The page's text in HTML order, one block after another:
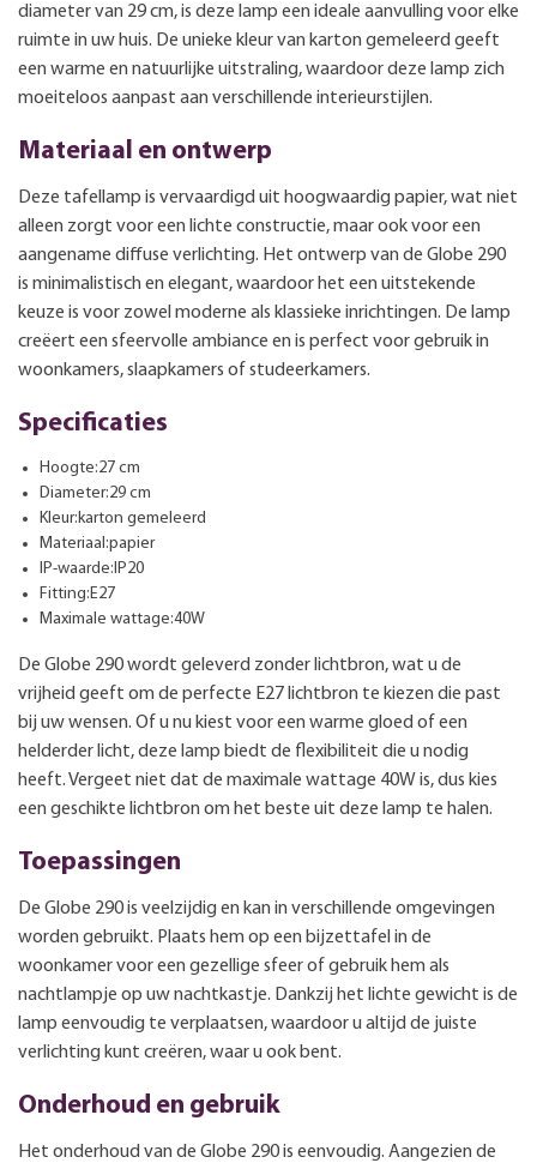
diameter van 29 cm, is deze lamp een ideale aanvulling voor elke
ruimte in uw huis. De unieke kleur van karton gemeleerd geeft
een warme en natuurlijke uitstraling, waardoor deze lamp zich
moeiteloos aanpast aan verschillende interieurstijlen.
Materiaal en ontwerp
Deze tafellamp is vervaardigd uit hoogwaardig papier, wat niet
alleen zorgt voor een lichte constructie, maar ook voor een
aangename diffuse verlichting. Het ontwerp van de Globe 290
is minimalistisch en elegant, waardoor het een uitstekende
keuze is voor zowel moderne als klassieke inrichtingen. De lamp
creëert een sfeervolle ambiance en is perfect voor gebruik in
woonkamers, slaapkamers of studeerkamers.
Specificaties
Hoogte:27 cm
Diameter:29 cm
Kleur:karton gemeleerd
Materiaal:papier
IP-waarde:IP20
Fitting:E27
Maximale wattage:40W
De Globe 290 wordt geleverd zonder lichtbron, wat u de
vrijheid geeft om de perfecte E27 lichtbron te kiezen die past
bij uw wensen. Of u nu kiest voor een warme gloed of een
helderder licht, deze lamp biedt de flexibiliteit die u nodig
heeft. Vergeet niet dat de maximale wattage 40W is, dus kies
een geschikte lichtbron om het beste uit deze lamp te halen.
Toepassingen
De Globe 290 is veelzijdig en kan in verschillende omgevingen
worden gebruikt. Plaats hem op een bijzettafel in de
woonkamer voor een gezellige sfeer of gebruik hem als
nachtlampje op uw nachtkastje. Dankzij het lichte gewicht is de
lamp eenvoudig te verplaatsen, waardoor u altijd de juiste
verlichting kunt creëren, waar u ook bent.
Onderhoud en gebruik
Het onderhoud van de Globe 290 is eenvoudig. Aangezien de